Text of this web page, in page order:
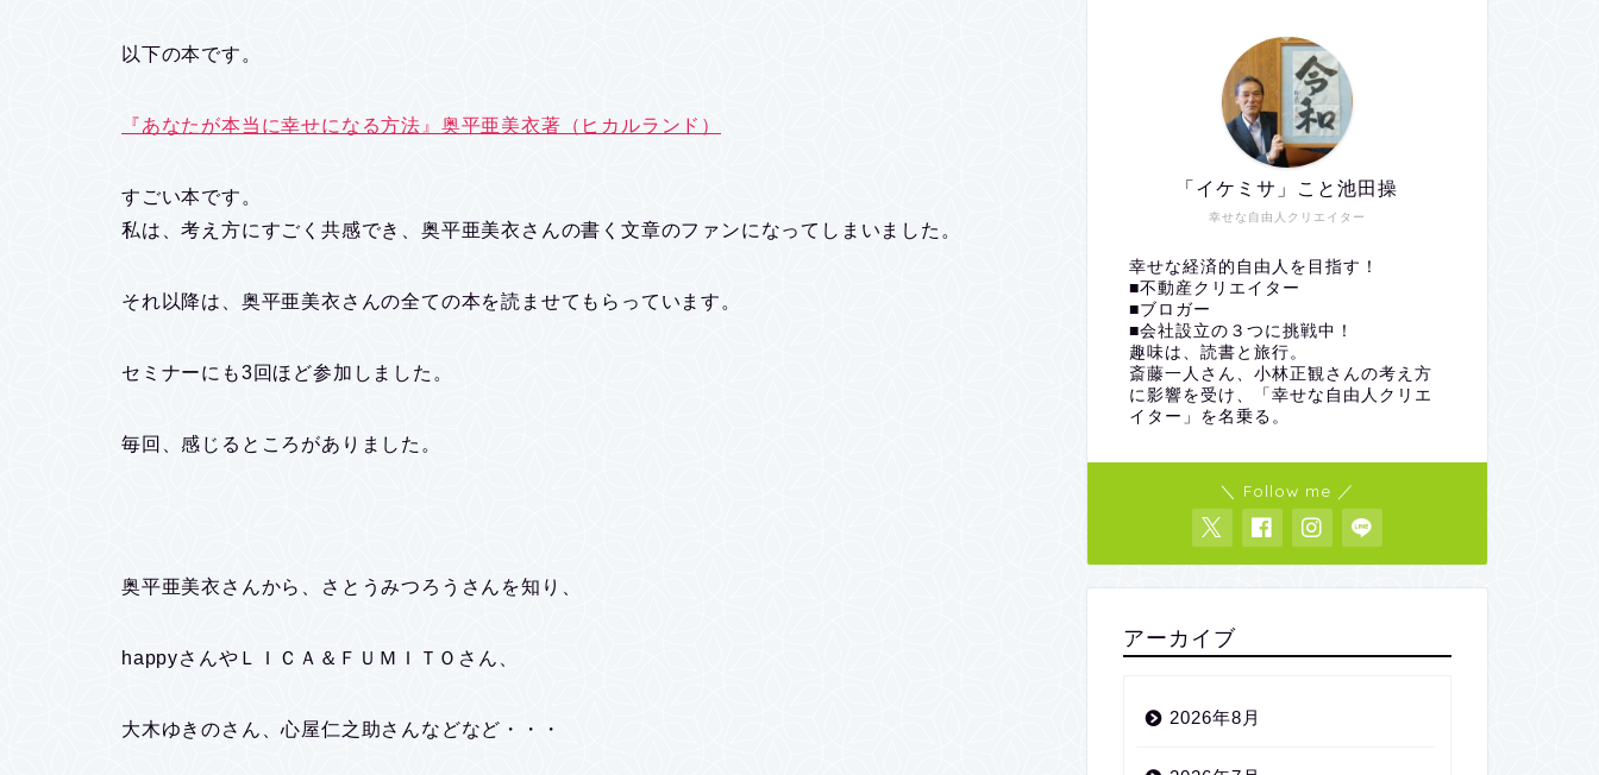
以下の本です。
『あなたが本当に幸せになる方法』奥平亜美衣著（ヒカルランド）
すごい本です。
私は、考え方にすごく共感でき、奥平亜美衣さんの書く文章のファンになってしまいました。
それ以降は、奥平亜美衣さんの全ての本を読ませてもらっています。
セミナーにも3回ほど参加しました。
毎回、感じるところがありました。
奥平亜美衣さんから、さとうみつろうさんを知り、
happyさんやＬＩＣＡ＆ＦＵＭＩＴＯさん、
大木ゆきのさん、心屋仁之助さんなどなど・・・
幸せな自由人クリエイター
「イケミサ」こと池田操
幸せな経済的自由人を目指す！
■不動産クリエイター
■ブロガー
■会社設立の３つに挑戦中！
趣味は、読書と旅行。
斎藤一人さん、小林正観さんの考え方
に影響を受け、「幸せな自由人クリエ
イター」を名乗る。
＼ Follow me ／
アーカイブ
2026年8月